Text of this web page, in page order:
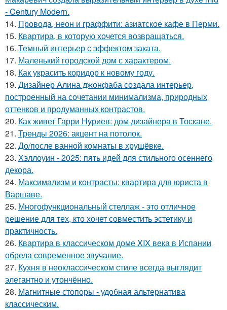
- Century Modern.
14. Провода, неон и граффити: азиатское кафе в Перми.
15. Квартира, в которую хочется возвращаться.
16. Темный интерьер с эффектом заката.
17. Маленький городской дом с характером.
18. Как украсить коридор к новому году.
19. Дизайнер Алина джонфаба создала интерьер,
построенный на сочетании минимализма, природных
оттенков и продуманных контрастов.
20. Как живет Гарри Нуриев: дом дизайнера в Тоскане.
21. Тренды 2026: акцент на потолок.
22. До/после ванной комнаты в хрущёвке.
23. Хэллоуин - 2025: пять идей для стильного осеннего
декора.
24. Максимализм и контрасты: квартира для юриста в
Варшаве.
25. Многофункциональный стеллаж - это отличное
решение для тех, кто хочет совместить эстетику и
практичность.
26. Квартира в классическом доме XIX века в Испании
обрела современное звучание.
27. Кухня в неоклассическом стиле всегда выглядит
элегантно и утончённо.
28. Магнитные стопоры - удобная альтернатива
классическим.